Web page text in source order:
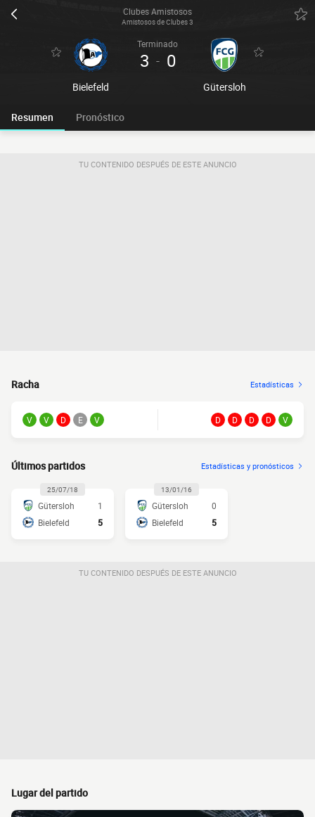
Clubes Amistosos
Amistosos de Clubes 3
Bielefeld
Terminado
3 - 0
Gütersloh
Resumen Pronóstico
TU CONTENIDO DESPUÉS DE ESTE ANUNCIO
Racha Estadísticas
V V D E V D D D D V
Últimos partidos Estadísticas y pronósticos
25/07/18
Gütersloh
1
Bielefeld
5
13/01/16
Gütersloh
0
Bielefeld
5
TU CONTENIDO DESPUÉS DE ESTE ANUNCIO
Lugar del partido